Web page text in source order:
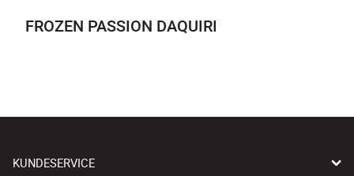
FROZEN PASSION DAQUIRI
KUNDESERVICE